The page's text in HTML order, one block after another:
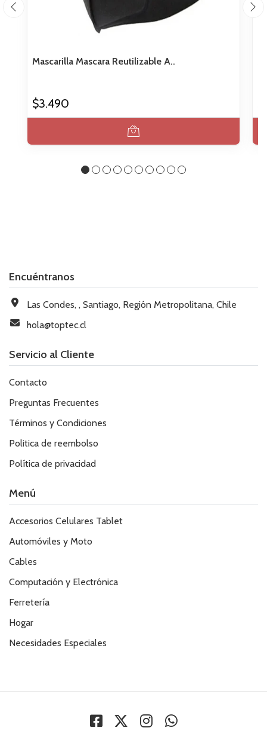
Mascarilla Mascara Reutilizable A..
$3.490
Encuéntranos
Las Condes, , Santiago, Región Metropolitana, Chile
hola@toptec.cl
Servicio al Cliente
Contacto
Preguntas Frecuentes
Términos y Condiciones
Politica de reembolso
Política de privacidad
Menú
Accesorios Celulares Tablet
Automóviles y Moto
Cables
Computación y Electrónica
Ferretería
Hogar
Necesidades Especiales